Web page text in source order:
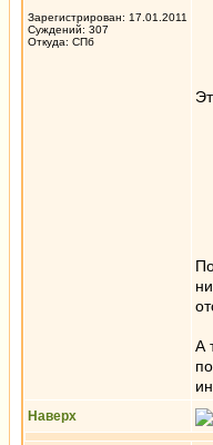
Зарегистрирован: 17.01.2011
Суждений: 307
Откуда: СПб
А
Наверх